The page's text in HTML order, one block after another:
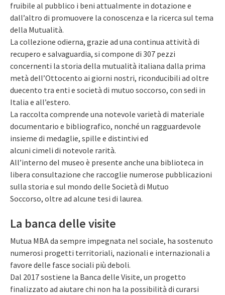
fruibile al pubblico i beni attualmente in dotazione e
dall’altro di promuovere la conoscenza e la ricerca sul tema
della Mutualità.
La collezione odierna, grazie ad una continua attività di
recupero e salvaguardia, si compone di 307 pezzi
concernenti la storia della mutualità italiana dalla prima
metà dell’Ottocento ai giorni nostri, riconducibili ad oltre
duecento tra enti e società di mutuo soccorso, con sedi in
Italia e all’estero.
La raccolta comprende una notevole varietà di materiale
documentario e bibliografico, nonché un ragguardevole
insieme di medaglie, spille e distintivi ed
alcuni cimeli di notevole rarità.
All’interno del museo è presente anche una biblioteca in
libera consultazione che raccoglie numerose pubblicazioni
sulla storia e sul mondo delle Società di Mutuo
Soccorso, oltre ad alcune tesi di laurea.
La banca delle visite
Mutua MBA da sempre impegnata nel sociale, ha sostenuto
numerosi progetti territoriali, nazionali e internazionali a
favore delle fasce sociali più deboli.
Dal 2017 sostiene la Banca delle Visite, un progetto
finalizzato ad aiutare chi non ha la possibilità di curarsi